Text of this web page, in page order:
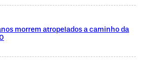
morrem atropelados a caminho da